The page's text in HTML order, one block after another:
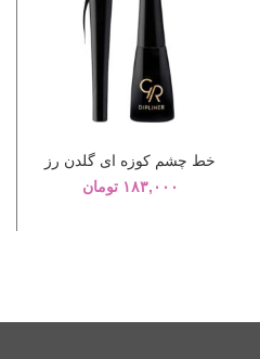
خط چشم کوزه ای گلدن رز
۱۸۳,۰۰۰ تومان